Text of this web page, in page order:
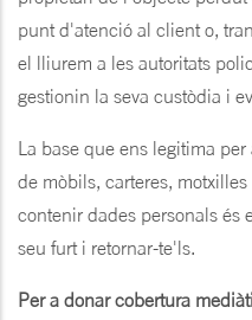
punt d'atenció al client o,
el lliurem a les autoritats
gestionin la seva custòdia i
La base que ens legitima
de mòbils, carteres,
contenir dades personals és
seu furt i retornar-te'ls.
Per a donar cobertura